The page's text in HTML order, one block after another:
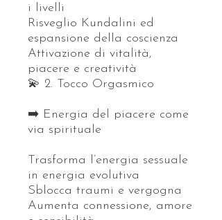
i livelli
Risveglio Kundalini ed
espansione della coscienza
Attivazione di vitalità,
piacere e creatività
💫 2. Tocco Orgasmico
➡️ Energia del piacere come
via spirituale
Trasforma l’energia sessuale
in energia evolutiva
Sblocca traumi e vergogna
Aumenta connessione, amore